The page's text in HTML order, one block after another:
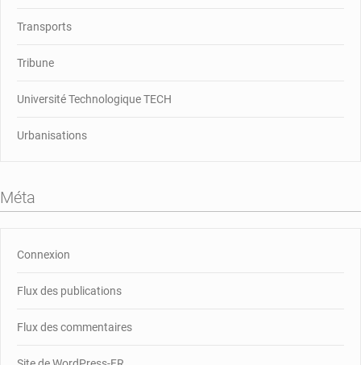
Transports
Tribune
Université Technologique TECH
Urbanisations
Méta
Connexion
Flux des publications
Flux des commentaires